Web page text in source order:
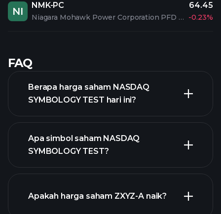
NI
NMK-PC
Niagara Mohawk Power Corporation PFD 3.90%
64.45
-0.23%
FAQ
Berapa harga saham NASDAQ
SYMBOLOGY TEST hari ini?
lanjutan
Apa simbol saham NASDAQ
SYMBOLOGY TEST?
Apakah harga saham ZXYZ-A naik?